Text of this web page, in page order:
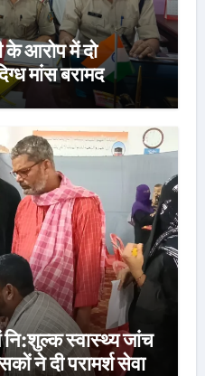
के आरोप में दो
मांस बरामद
नि:शुल्क स्वास्थ्य जांच
ने दी परामर्श सेवा